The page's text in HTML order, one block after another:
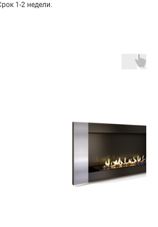
1-2 недели.